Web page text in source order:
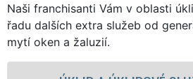
Naši franchisanti Vám v oblasti
řadu dalších extra služeb od
mytí oken a žaluzií.